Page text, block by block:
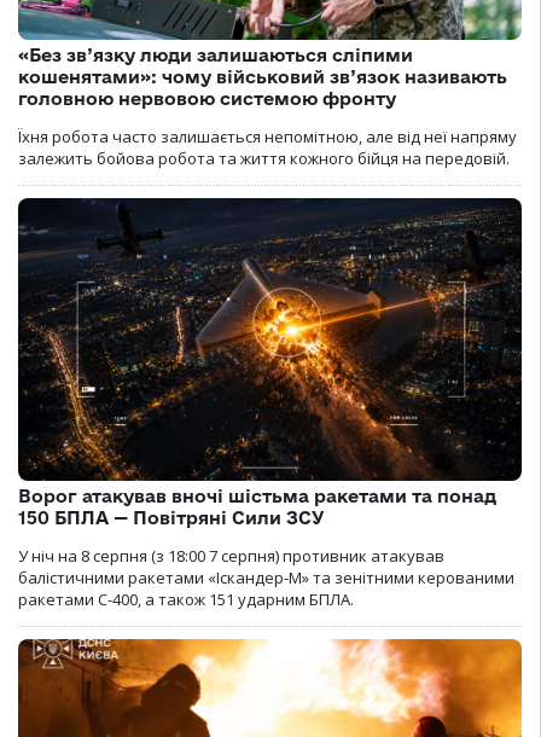
«Без зв’язку люди залишаються сліпими
кошенятами»: чому військовий зв’язок називають
головною нервовою системою фронту
Їхня робота часто залишається непомітною, але від неї напряму
залежить бойова робота та життя кожного бійця на передовій.
Ворог атакував вночі шістьма ракетами та понад
150 БПЛА — Повітряні Сили ЗСУ
У ніч на 8 серпня (з 18:00 7 серпня) противник атакував
балістичними ракетами «Іскандер-М» та зенітними керованими
ракетами С-400, а також 151 ударним БПЛА.